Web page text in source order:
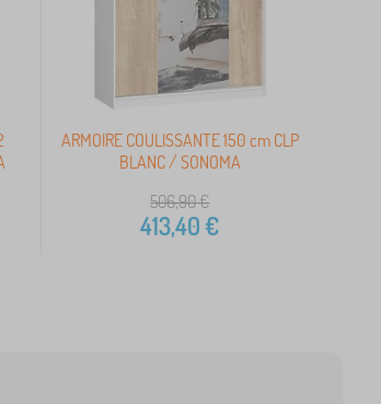
ARMOIRE COULISSANTE 150 cm CLP
BLANC / SONOMA
506,90€
413,40€